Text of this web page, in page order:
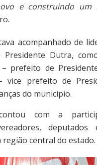
e construindo um
acompanhado de
Presidente Dutra,
– prefeito de
vice prefeito de
do município.
com a
região central do estado.